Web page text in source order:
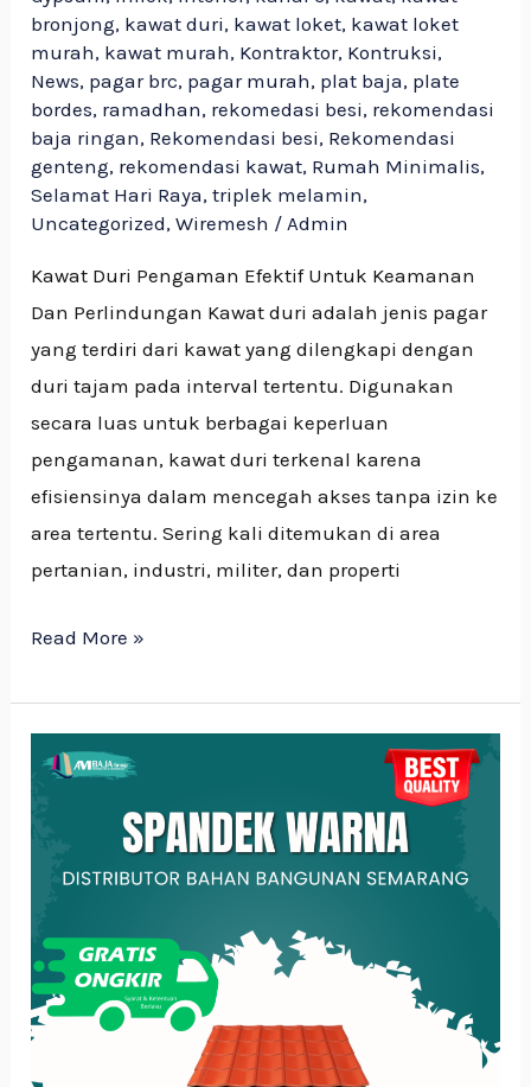
bronjong, kawat duri, kawat loket, kawat loket
murah, kawat murah, Kontraktor, Kontruksi,
News, pagar brc, pagar murah, plat baja, plate
bordes, ramadhan, rekomedasi besi, rekomendasi
baja ringan, Rekomendasi besi, Rekomendasi
genteng, rekomendasi kawat, Rumah Minimalis,
Selamat Hari Raya,triplek melamin,
Uncategorized,Wiremesh /Admin
Kawat Duri Pengaman Efektif Untuk Keamanan
Dan Perlindungan Kawat duri adalah jenis pagar
yang terdiri dari kawat yang dilengkapi dengan
duri tajam pada interval tertentu. Digunakan
secara luas untuk berbagai keperluan
pengamanan, kawat duri terkenal karena
efisiensinya dalam mencegah akses tanpa izin ke
area tertentu. Sering kali ditemukan di area
pertanian, industri, militer, dan properti
Read More »
MENGENAL
LEBIH
JENIS,
KELEBIHAN,
DAN
KEKURANGAN